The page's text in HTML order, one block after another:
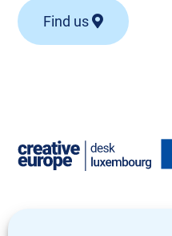
Find us